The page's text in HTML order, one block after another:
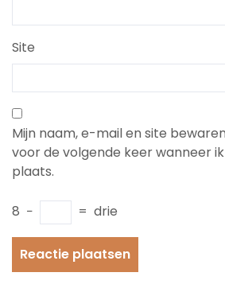
Site
Mijn naam, e-mail en site
voor de volgende keer wanneer
plaats.
8 − = drie